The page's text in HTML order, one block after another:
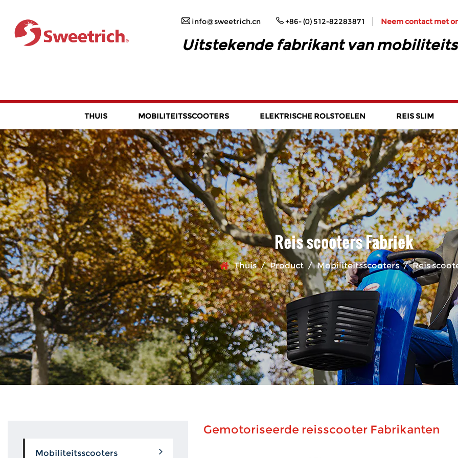
info@sweetrich.cn +86- (0) 512-82283871 Neem contact met
Uitstekende fabrikant van
THUIS MOBILITEITSSCOOTERS ELEKTRISCHE ROLSTOELEN REIS SLIM
Reis scooters Fabriek
Thuis / Product / Mobiliteitsscooters / Reis
Mobiliteitsscooters
Gemotoriseerde reisscooter Fabrikanten